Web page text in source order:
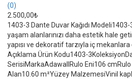
(0)
2.500,00₺
1403-3 Dante Duvar Kağıdı Modeli1403-
yaşam alanlarınızı daha estetik hale
yapısı ve dekoratif tarzıyla iç
Açıklama Ürün Kodu1403-
SerisiMarkaAdawallRulo Eni106 cmRulo
Alan10.60 m²Yüzey MalzemesiVinil